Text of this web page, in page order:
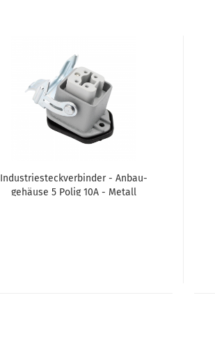
In­dus­trie­steck­ver­bin­der - An­bau­
ge­häu­se 5 Polig 10A - Me­tall